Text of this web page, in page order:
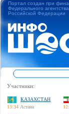
Портал создан при
Федерального
Российской Федерации
Участники:
КАЗАХСТАН
13:34 Астана